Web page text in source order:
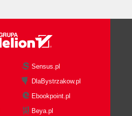
Sensus.pl
DlaBystrzakow.pl
Ebookpoint.pl
Beya.pl